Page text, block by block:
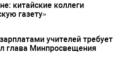
китайские коллеги
газету»
учителей требует
глава Минпросвещения